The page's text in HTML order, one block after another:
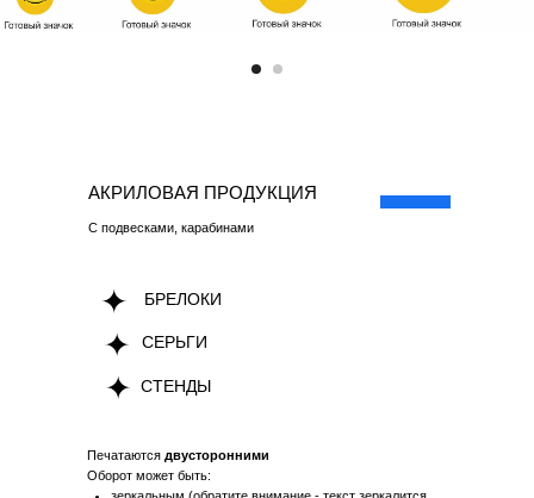
АКРИЛОВАЯ ПРОДУКЦИЯ
С подвесками, карабинами
БРЕЛОКИ
СЕРЬГИ
СТЕНДЫ
Печатаются двусторонними
Оборот может быть:
зеркальным (обратите внимание - текст зеркалится